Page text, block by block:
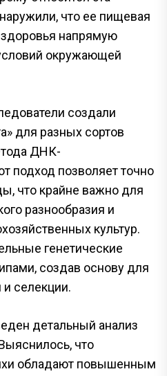
что ее пищевая
напрямую
окружающей
создали
для разных сортов
ДНК-
подход позволяет точно
что крайне важно для
разнообразия и
культур.
генетические
создав основу для
селекции.
детальный анализ
что
обладают повышенным